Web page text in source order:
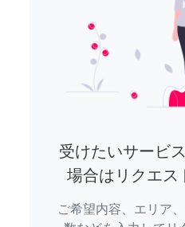
受けたいサービ
場合はリクエス
ご希望内容、エリア